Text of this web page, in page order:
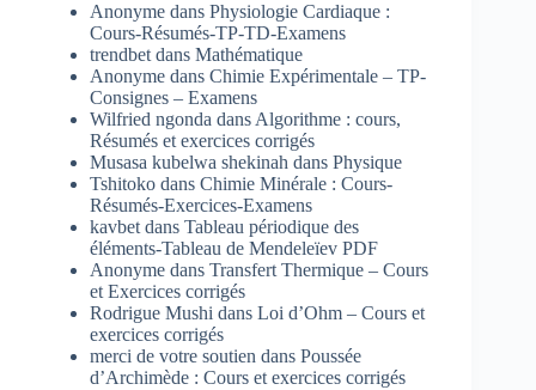
Anonyme dans Physiologie Cardiaque :
Cours-Résumés-TP-TD-Examens
trendbet dans Mathématique
Anonyme dans Chimie Expérimentale – TP-
Consignes – Examens
Wilfried ngonda dans Algorithme : cours,
Résumés et exercices corrigés
Musasa kubelwa shekinah dans Physique
Tshitoko dans Chimie Minérale : Cours-
Résumés-Exercices-Examens
kavbet dans Tableau périodique des
éléments-Tableau de Mendeleïev PDF
Anonyme dans Transfert Thermique – Cours
et Exercices corrigés
Rodrigue Mushi dans Loi d’Ohm – Cours et
exercices corrigés
merci de votre soutien dans Poussée
d’Archimède : Cours et exercices corrigés